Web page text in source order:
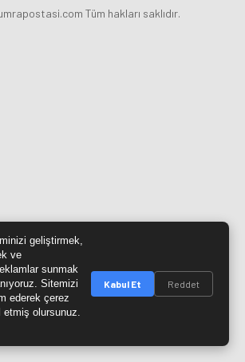
Tüm hakları saklıdır.
geliştirmek,
ve
sunmak
Sitemizi
ederek çerez
etmiş olursunuz.
Kabul Et Reddet